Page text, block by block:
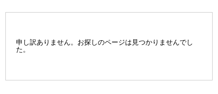
申し訳ありません。お探しのページは見つかりませんでし
た。